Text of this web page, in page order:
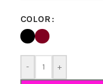
COLOR
- +